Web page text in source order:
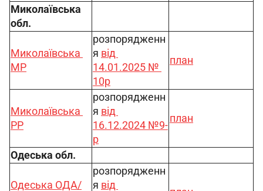
Миколаївська
обл.
Миколаївська
МР
розпорядженн
я від
14.01.2025 №
10р
план
Миколаївська
РР
розпорядженн
я від
16.12.2024 №9-
р
план
Одеська обл.
Одеська ОДА/
розпорядженн
я від